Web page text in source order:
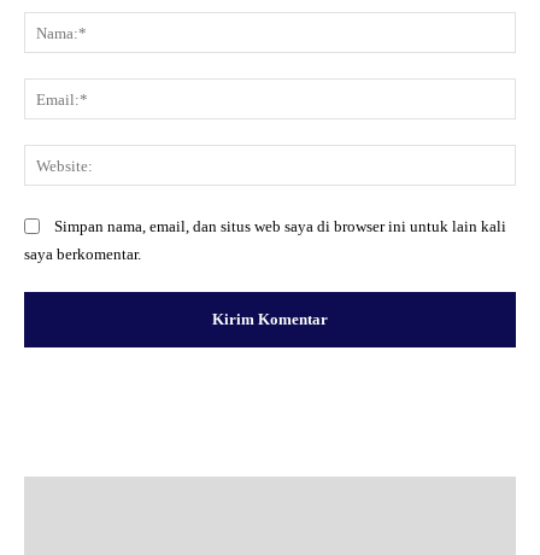
Simpan nama, email, dan situs web saya di browser ini untuk lain kali
saya berkomentar.